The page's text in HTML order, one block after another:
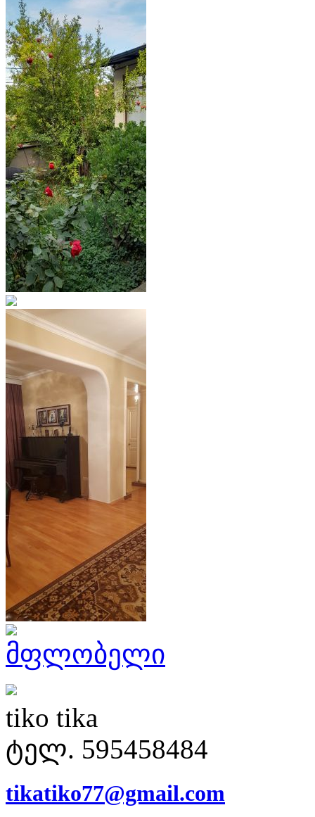
მფლობელი
tiko tika
ტელ. 595458484
tikatiko77@gmail.com